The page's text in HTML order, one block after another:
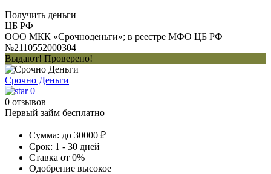
Получить деньги
ЦБ РФ
ООО МКК «Срочноденьги»; в реестре МФО ЦБ РФ
№2110552000304
Выдают! Проверено!
Срочно Деньги
0
0 отзывов
Первый займ бесплатно
Сумма: до 30000 ₽
Срок: 1 - 30 дней
Ставка от 0%
Одобрение высокое